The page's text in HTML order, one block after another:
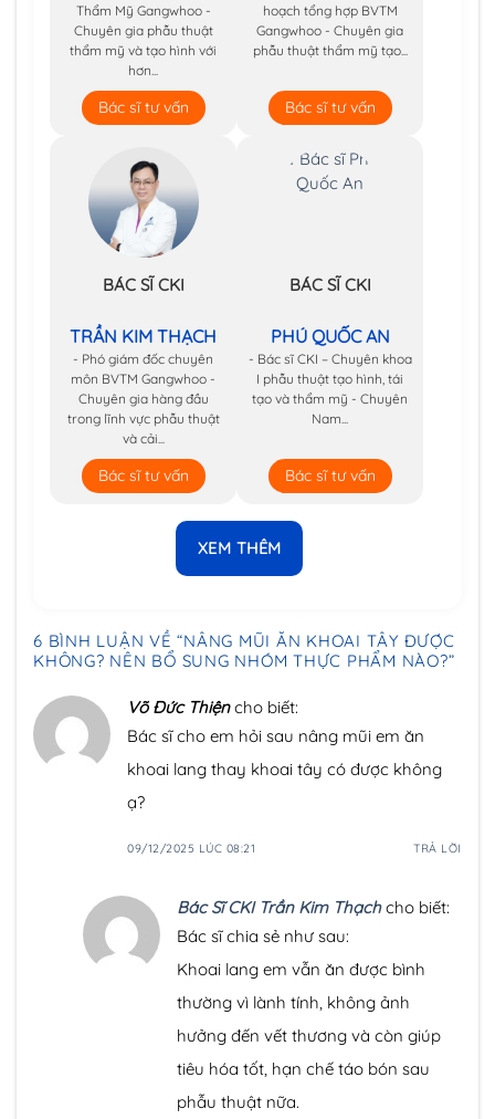
Thẩm Mỹ Gangwhoo -
Chuyên gia phẫu thuật
thẩm mỹ và tạo hình với
hơn...
Bác sĩ tư vấn
hoạch tổng hợp BVTM
Gangwhoo - Chuyên gia
phẫu thuật thẩm mỹ tạo...
Bác sĩ tư vấn
BÁC SĨ CKI
TRẦN KIM THẠCH
- Phó giám đốc chuyên
môn BVTM Gangwhoo -
Chuyên gia hàng đầu
trong lĩnh vực phẫu thuật
và cải...
Bác sĩ tư vấn
BÁC SĨ CKI
PHÚ QUỐC AN
- Bác sĩ CKI – Chuyên khoa
I phẫu thuật tạo hình, tái
tạo và thẩm mỹ - Chuyên
Nam...
Bác sĩ tư vấn
XEM THÊM
6 BÌNH LUẬN VỀ “NÂNG MŨI ĂN KHOAI TÂY ĐƯỢC
KHÔNG? NÊN BỔ SUNG NHÓM THỰC PHẨM NÀO?”
Võ Đức Thiện cho biết:
Bác sĩ cho em hỏi sau nâng mũi em ăn
khoai lang thay khoai tây có được không
ạ?
09/12/2025 LÚC 08:21 TRẢ LỜI
Bác Sĩ CKI Trần Kim Thạch cho biết:
Bác sĩ chia sẻ như sau:
Khoai lang em vẫn ăn được bình
thường vì lành tính, không ảnh
hưởng đến vết thương và còn giúp
tiêu hóa tốt, hạn chế táo bón sau
phẫu thuật nữa.